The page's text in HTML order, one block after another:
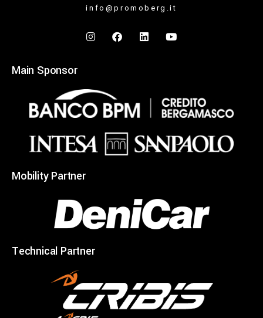
info@promoberg.it
Main Sponsor
Mobility Partner
Technical Partner